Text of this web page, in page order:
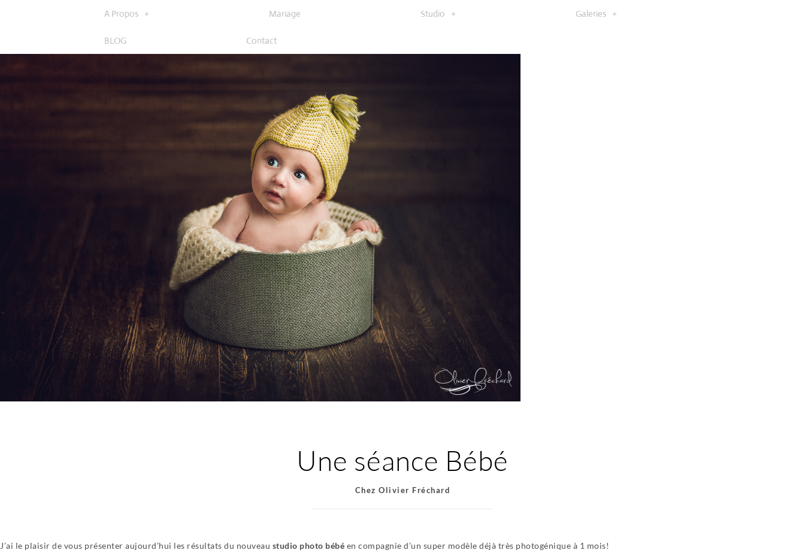
A Propos Mariage Studio Galeries
BLOG Contact
Une séance Bébé
Chez Olivier Fréchard
J’ai le plaisir de vous présenter aujourd’hui les résultats du nouveau studio photo bébé en compagnie d’un super modèle déjà très photogénique à 1 mois!